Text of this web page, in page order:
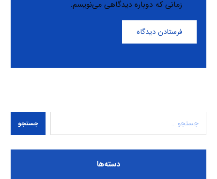
زمانی که دوباره دیدگاهی می‌نویسم.
فرستادن دیدگاه
جستجو
دسته‌ها